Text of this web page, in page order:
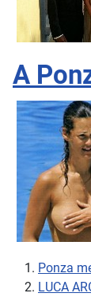
A
Ponza
LUCA